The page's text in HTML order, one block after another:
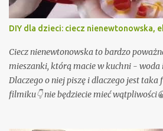
samolocie czy aucie.
DIY dla dzieci: ciecz nienewtonowska,
Ciecz nienewtonowska to bardzo
mieszanki, którą macie w kuchni - woda
Dlaczego o niej piszę i dlaczego jest taka
filmiku👇 nie będziecie mieć